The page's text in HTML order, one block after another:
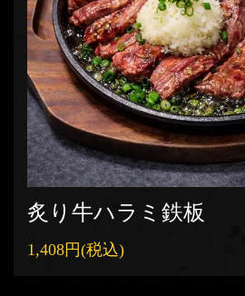
炙り牛ハラミ鉄板
1,408円(税込)